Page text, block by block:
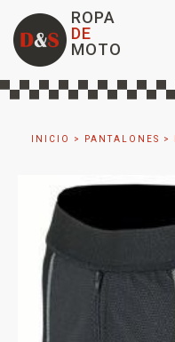
ROPA
DE
MOTO
INICIO > PANTALONES >